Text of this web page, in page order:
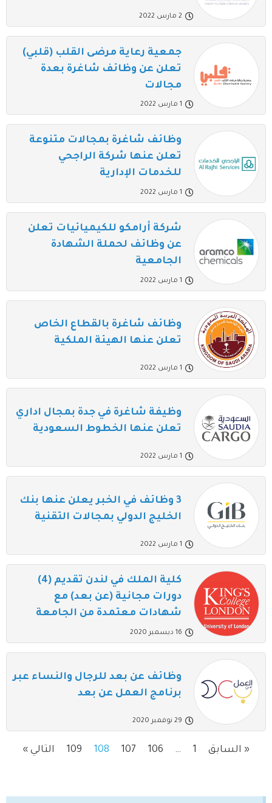
2 مارس 2022
جمعية رعاية مرضى القلب (قلبي)
تعلن عن وظائف شاغرة بعدة
مجالات
1 مارس 2022
وظائف شاغرة بمجالات متنوعة
تعلن عنها شركة الراجحي
للخدمات الإدارية
1 مارس 2022
شركة أرامكو للكيميائيات تعلن
عن وظائف لحملة الشهادة
الجامعية
1 مارس 2022
وظائف شاغرة بالقطاع الخاص
تعلن عنها الهيئة الملكية
1 مارس 2022
وظيفة شاغرة في جدة بمجال اداري
تعلن عنها الخطوط السعودية
1 مارس 2022
3 وظائف في الخبر يعلن عنها بنك
الخليج الدولي بمجالات التقنية
1 مارس 2022
كلية الملك في لندن تقديم (4)
دورات مجانية (عن بعد) مع
شهادات معتمدة من الجامعة
16 ديسمبر 2020
وظائف عن بعد للرجال والنساء عبر
برنامج العمل عن بعد
29 نوفمبر 2020
« السابق 1
…
106
107
108
109 التالي »